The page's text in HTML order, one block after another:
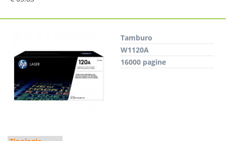
Tamburo
W1120A
16000 pagine